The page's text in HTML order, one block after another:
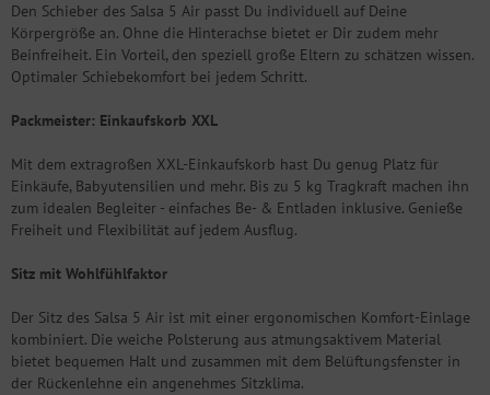
Den Schieber des Salsa 5 Air passt Du individuell auf Deine
Körpergröße an. Ohne die Hinterachse bietet er Dir zudem mehr
Beinfreiheit. Ein Vorteil, den speziell große Eltern zu schätzen wissen.
Optimaler Schiebekomfort bei jedem Schritt.
Packmeister: Einkaufskorb XXL
Mit dem extragroßen XXL-Einkaufskorb hast Du genug Platz für
Einkäufe, Babyutensilien und mehr. Bis zu 5 kg Tragkraft machen ihn
zum idealen Begleiter - einfaches Be- & Entladen inklusive. Genieße
Freiheit und Flexibilität auf jedem Ausflug.
Sitz mit Wohlfühlfaktor
Der Sitz des Salsa 5 Air ist mit einer ergonomischen Komfort-Einlage
kombiniert. Die weiche Polsterung aus atmungsaktivem Material
bietet bequemen Halt und zusammen mit dem Belüftungsfenster in
der Rückenlehne ein angenehmes Sitzklima.